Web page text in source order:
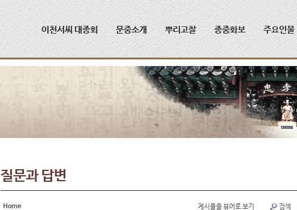
메뉴 건너뛰기
이천서씨 대종회 문중소개 뿌리고찰 종중화보 주요인물
질문과 답변
Home 게시물을 뷰어로 보기 검색